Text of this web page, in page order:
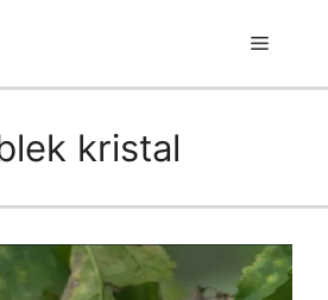
Menu
kristal